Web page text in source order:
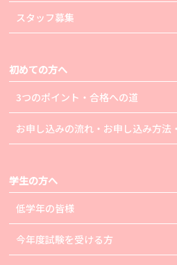
スタッフ募集
初めての方へ
3つのポイント・合格への道
お申し込みの流れ・お申し込み方法
学生の方へ
低学年の皆様
今年度試験を受ける方